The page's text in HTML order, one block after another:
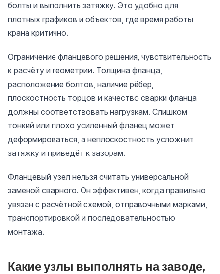
болты и выполнить затяжку. Это удобно для
плотных графиков и объектов, где время работы
крана критично.
Ограничение фланцевого решения, чувствительность
к расчёту и геометрии. Толщина фланца,
расположение болтов, наличие рёбер,
плоскостность торцов и качество сварки фланца
должны соответствовать нагрузкам. Слишком
тонкий или плохо усиленный фланец может
деформироваться, а неплоскостность усложнит
затяжку и приведёт к зазорам.
Фланцевый узел нельзя считать универсальной
заменой сварного. Он эффективен, когда правильно
увязан с расчётной схемой, отправочными марками,
транспортировкой и последовательностью
монтажа.
Какие узлы выполнять на заводе,